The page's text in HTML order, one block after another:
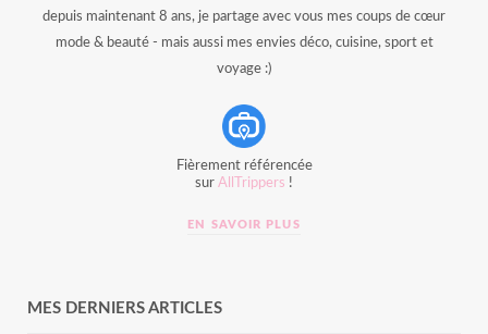
depuis maintenant 8 ans, je partage avec vous mes coups de cœur
mode & beauté - mais aussi mes envies déco, cuisine, sport et
voyage :)
Fièrement référencée
sur AllTrippers !
EN SAVOIR PLUS
MES DERNIERS ARTICLES